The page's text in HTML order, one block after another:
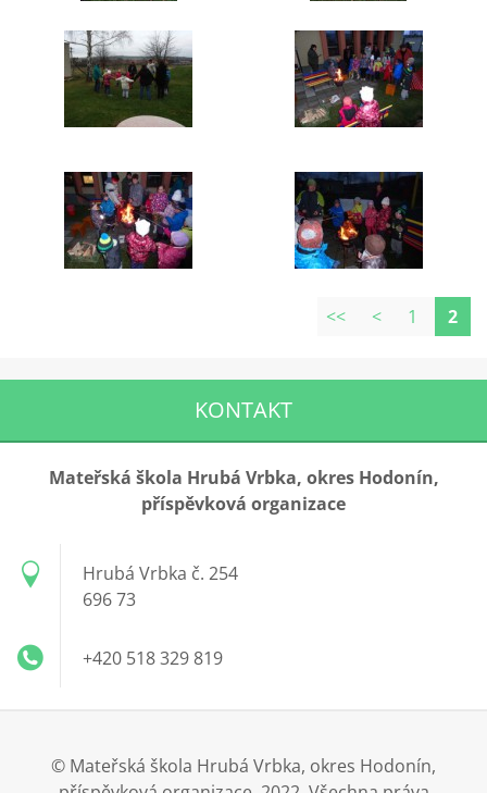
<< < 1 2
KONTAKT
Mateřská škola Hrubá Vrbka, okres Hodonín,
příspěvková organizace
Hrubá Vrbka č. 254
696 73
+420 518 329 819
© Mateřská škola Hrubá Vrbka, okres Hodonín,